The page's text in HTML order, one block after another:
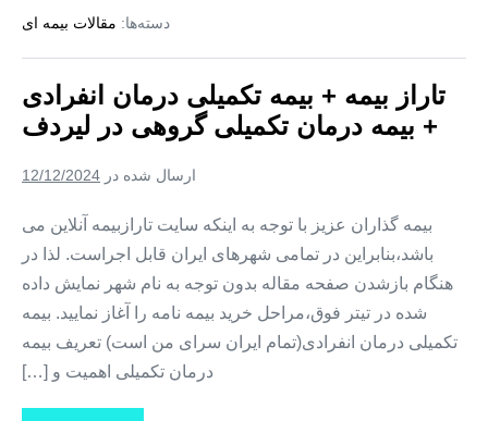
بیمه
درمان
+
بیمه
درمان
تکمیلی
در
دسته‌ها: مقالات بیمه ای
تاراز بیمه + بیمه تکمیلی درمان انفرادی
+ بیمه درمان تکمیلی گروهی در لیردف
ارسال شده در 12/12/2024
بیمه گذاران عزیز با توجه به اینکه سایت تارازبیمه آنلاین می
باشد،بنابراین در تمامی شهرهای ایران قابل اجراست. لذا در
هنگام بازشدن صفحه مقاله بدون توجه به نام شهر نمایش داده
شده در تیتر فوق،مراحل خرید بیمه نامه را آغاز نمایید. بیمه
تکمیلی درمان انفرادی(تمام ایران سرای من است) تعریف بیمه
درمان تکمیلی اهمیت و […]